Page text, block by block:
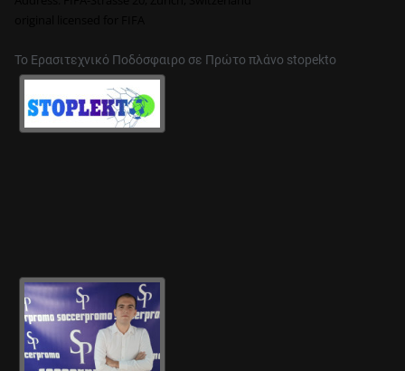
Το Ερασιτεχνικό Ποδόσφαιρο σε Πρώτο πλάνο stopekto